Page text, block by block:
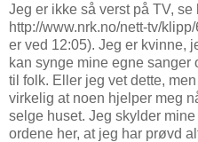
Jeg er ikke så verst på TV, se
http://www.nrk.no/nett-tv/
er ved 12:05). Jeg er kvinne,
kan synge mine egne sanger
til folk. Eller jeg vet dette,
virkelig at noen hjelper meg
selge huset. Jeg skylder
ordene her, at jeg har prøvd